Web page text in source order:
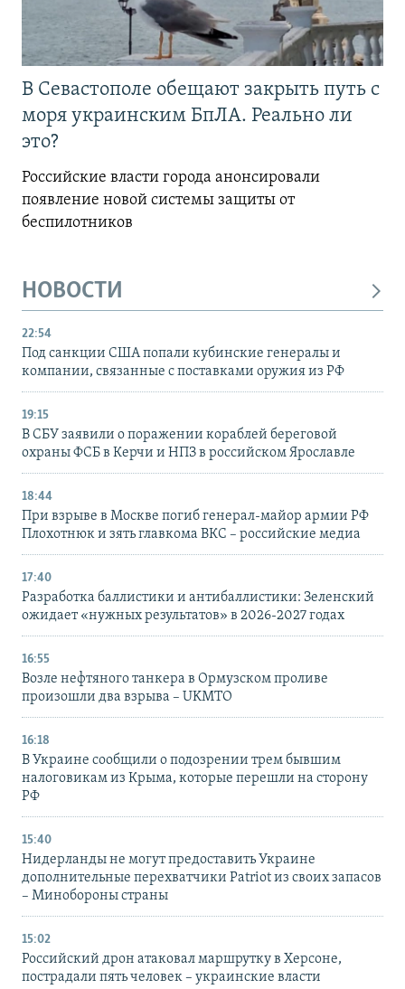
В Севастополе обещают закрыть путь с
моря украинским БпЛА. Реально ли
это?
Российские власти города анонсировали
появление новой системы защиты от
беспилотников
НОВОСТИ
22:54
Под санкции США попали кубинские генералы и
компании, связанные с поставками оружия из РФ
19:15
В СБУ заявили о поражении кораблей береговой
охраны ФСБ в Керчи и НПЗ в российском Ярославле
18:44
При взрыве в Москве погиб генерал-майор армии РФ
Плохотнюк и зять главкома ВКС – российские медиа
17:40
Разработка баллистики и антибаллистики: Зеленский
ожидает «нужных результатов» в 2026-2027 годах
16:55
Возле нефтяного танкера в Ормузском проливе
произошли два взрыва – UKMTO
16:18
В Украине сообщили о подозрении трем бывшим
налоговикам из Крыма, которые перешли на сторону
РФ
15:40
Нидерланды не могут предоставить Украине
дополнительные перехватчики Patriot из своих запасов
– Минобороны страны
15:02
Российский дрон атаковал маршрутку в Херсоне,
пострадали пять человек – украинские власти